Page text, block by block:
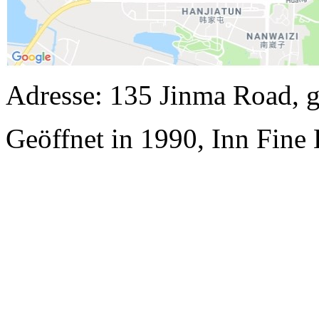
Adresse: 135 Jinma Road,
Geöffnet in 1990, Inn Fine